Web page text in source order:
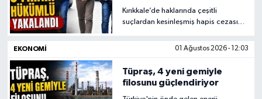
Kırıkkale’de haklarında çeşitli
suçlardan kesinleşmiş hapis cezası
EKONOMİ 01 Ağustos 2026 - 12:03
Tüpraş, 4 yeni gemiyle
filosunu güçlendiriyor